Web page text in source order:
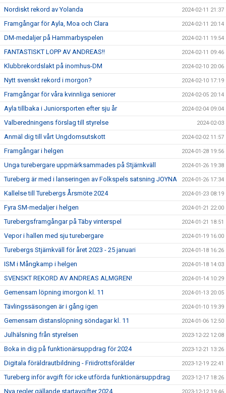
Nordiskt rekord av Yolanda 2024-02-11 21:37
Framgångar för Ayla, Moa och Clara 2024-02-11 20:14
DM-medaljer på Hammarbyspelen 2024-02-11 19:54
FANTASTISKT LOPP AV ANDREAS!! 2024-02-11 09:46
Klubbrekordslakt på inomhus-DM 2024-02-10 20:06
Nytt svenskt rekord i morgon? 2024-02-10 17:19
Framgångar för våra kvinnliga seniorer 2024-02-05 20:14
Ayla tillbaka i Juniorsporten efter sju år 2024-02-04 09:04
Valberedningens förslag till styrelse 2024-02-03
Anmäl dig till vårt Ungdomsutskott 2024-02-02 11:57
Framgångar i helgen 2024-01-28 19:56
Unga turebergare uppmärksammades på Stjärnkväll 2024-01-26 19:38
Tureberg är med i lanseringen av Folkspels satsning JOYNA 2024-01-26 17:34
Kallelse till Turebergs Årsmöte 2024 2024-01-23 08:19
Fyra SM-medaljer i helgen 2024-01-21 22:00
Turebergsframgångar på Täby vinterspel 2024-01-21 18:51
Vepor i hallen med sju turebergare 2024-01-19 16:00
Turebergs Stjärnkväll för året 2023 - 25 januari 2024-01-18 16:26
ISM i Mångkamp i helgen 2024-01-18 14:03
SVENSKT REKORD AV ANDREAS ALMGREN! 2024-01-14 10:29
Gemensam löpning imorgon kl. 11 2024-01-13 20:05
Tävlingssäsongen är i gång igen 2024-01-10 19:39
Gemensam distanslöpning söndagar kl. 11 2024-01-06 12:50
Julhälsning från styrelsen 2023-12-22 12:08
Boka in dig på funktionärsuppdrag för 2024 2023-12-21 13:26
Digitala föräldrautbildning - Friidrottsförälder 2023-12-19 22:41
Tureberg inför avgift för icke utförda funktionärsuppdrag 2023-12-17 18:26
Nya regler gällande startavgifter 2024